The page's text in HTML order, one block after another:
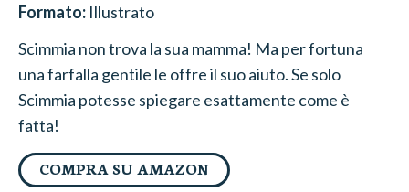
Formato: Illustrato
Scimmia non trova la sua mamma! Ma per fortuna
una farfalla gentile le offre il suo aiuto. Se solo
Scimmia potesse spiegare esattamente come è
fatta!
COMPRA SU AMAZON